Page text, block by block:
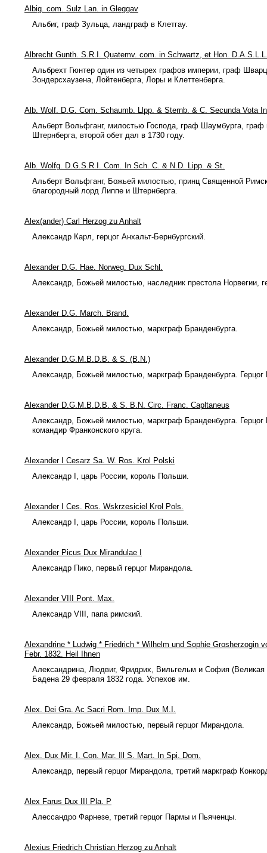
Albig. com. Sulz Lan. in Gleggav
Альбиг, граф Зульца, ландграф в Клетгау.
Albrecht Gunth. S.R.I. Quatemv. com. in Schwartz, et Hon.
Альбрехт Гюнтер один из четырех графов империи, граф
Зондерсхаузена, Лойтенберга, Лоры и Клеттенберга.
Alb. Wolf. D.G. Com. Schaumb. Llpp. & Sternb. & C. Secunda Vota
Альберт Вольфганг, милостью Господа, граф Шаумбурга,
Штернберга, второй обет дал в 1730 году.
Alb. Wolfg. D.G.S.R.I. Com. In Sch. C. & N.D. Lipp. & St.
Альберт Вольфганг, Божьей милостью, принц Священной
благородный лорд Липпе и Штернберга.
Alex(ander) Carl Herzog zu Anhalt
Александр Карл, герцог Анхальт-Бернбургский.
Alexander D.G. Hae. Norweg. Dux Schl.
Александр, Божьей милостью, наследник престола Норвегии,
Alexander D.G. March. Brand.
Александр, Божьей милостью, маркграф Бранденбурга.
Alexander D.G.M.B.D.B. & S. (B.N.)
Александр, Божьей милостью, маркграф Бранденбурга.
Alexander D.G.M.B.D.B. & S. B.N. Circ. Franc. Capltaneus
Александр, Божьей милостью, маркграф Бранденбурга.
командир Франконского круга.
Alexander I Cesarz Sa. W. Ros. Krol Polski
Александр I, царь России, король Польши.
Alexander I Ces. Ros. Wskrzesiciel Krol Pols.
Александр I, царь России, король Польши.
Alexander Picus Dux Mirandulae I
Александр Пико, первый герцог Мирандола.
Alexander VIII Pont. Max.
Александр VIII, папа римский.
Alexandrine * Ludwig * Friedrich * Wilhelm und Sophie Grosherzogin
Febr. 1832. Heil Ihnen
Александрина, Людвиг, Фридрих, Вильгельм и София
Бадена 29 февраля 1832 года. Успехов им.
Alex. Dei Gra. Ac Sacri Rom. Imp. Dux M.I.
Александр, Божьей милостью, первый герцог Мирандола.
Alex. Dux Mir. I. Con. Mar. Ill S. Mart. In Spi. Dom.
Александр, первый герцог Мирандола, третий маркграф
Alex Farus Dux III Pla. P
Алессандро Фарнезе, третий герцог Пармы и Пьяченцы.
Alexius Friedrich Christian Herzog zu Anhalt